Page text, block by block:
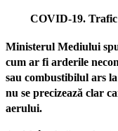
COVID-19.
Ministerul Mediului
cum ar fi arderile
sau combustibilul ars
nu se precizează clar
aerului.